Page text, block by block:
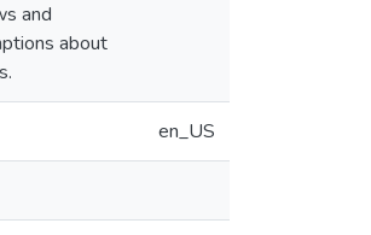
and
about
en_US